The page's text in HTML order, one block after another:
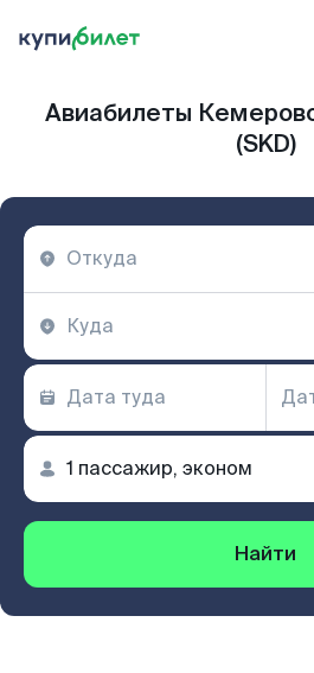
Авиабилеты
(SKD)
Найти